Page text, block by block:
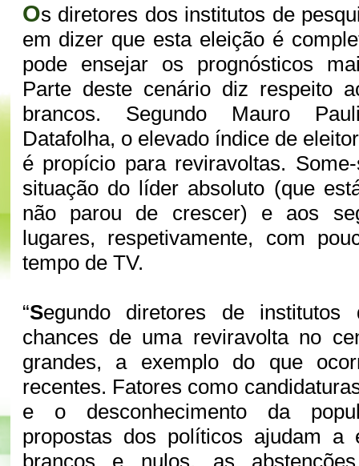
Os diretores dos institutos de
em dizer que esta eleição é
pode ensejar os prognósticos
Parte deste cenário diz respeito
brancos. Segundo Mauro
Datafolha, o elevado índice de
é propício para reviravoltas.
situação do líder absoluto (que
não parou de crescer) e aos
lugares, respetivamente, com
tempo de TV.
“Segundo diretores de institutos
chances de uma reviravolta no
grandes, a exemplo do que
recentes. Fatores como
e o desconhecimento da
propostas dos políticos ajudam a